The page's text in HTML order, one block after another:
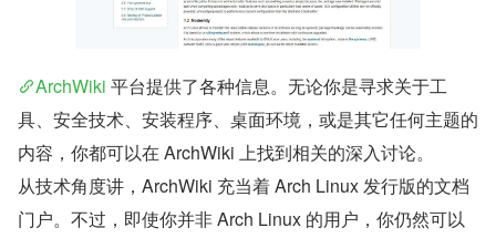
ArchWiki 平台提供了各种信息。无论你是寻求关于工
具、安全技术、安装程序、桌面环境，或是其它任何主题的
内容，你都可以在 ArchWiki 上找到相关的深入讨论。
从技术角度讲，ArchWiki 充当着 Arch Linux 发行版的文档
门户。不过，即使你并非 Arch Linux 的用户，你仍然可以